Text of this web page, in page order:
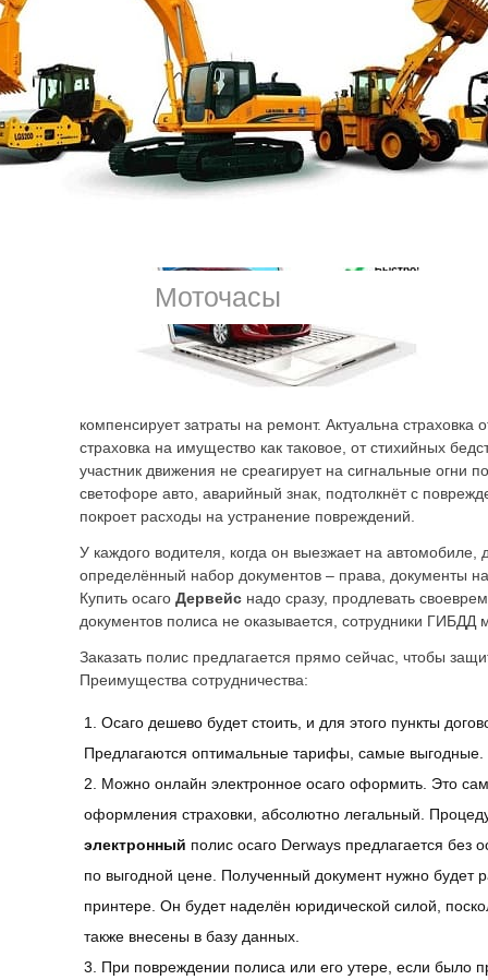
Моточасы
Универсальность данного страхового полиса без
Это базовая защита от таких ситуаций, которые
и интересы застрахованного лица защищены
оформить
осагоDerways каждый владелец
другие страховки не теряют актуальности. Они по-
ними отлично сочетается. Страхуется не машина как
случаями здесь называются чрезвычайные
на дороге.
компенсирует затраты на ремонт. Актуальна страховка
страховка на имущество как таковое, от стихийных
участник движения не среагирует на сигнальные огни
светофоре авто, аварийный знак, подтолкнёт с
покроет расходы на устранение повреждений.
У каждого водителя, когда он выезжает на автомобиле,
определённый набор документов – права, документы
Купить осаго Дервейс надо сразу, продлевать
документов полиса не оказывается, сотрудники ГИБДД
Заказать полис предлагается прямо сейчас, чтобы
Преимущества сотрудничества:
Осаго дешево будет стоить, и для этого пункты
Предлагаются оптимальные тарифы, самые выгодные.
Можно онлайн электронное осаго оформить. Это
оформления страховки, абсолютно легальный.
электронный полис осаго Derways предлагается без
по выгодной цене. Полученный документ нужно будет
принтере. Он будет наделён юридической силой,
также внесены в базу данных.
При повреждении полиса или его утере, если было